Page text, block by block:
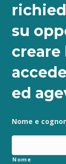
su
ed
Nome e
Nome